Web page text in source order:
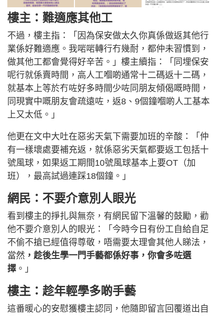
樓主：難適應其他工
不過，樓主指：「因為保安做太久你真係做返其他行
業係好難適應。我啱啱轉行冇幾耐，都仲未習慣到，
做其他工都會覺得好辛苦。」樓主續指：「同埋保安
呢行就係賣時間，高人工嗰啲通常十二碼返十二碼，
就基本上等於冇咗好多時間少咗同朋友傾偈嘅時間，
同現實中嘅朋友會疏遠咗，返8、9個鐘嗰啲人工基本
上又太低。」
他更在文中大吐在惡劣天氣下需要加班的辛酸：「仲
有一樣壞處要補充返，就係惡劣天氣都要返工包括十
號風球，如果返工期間10號風球基本上要OT（加
班），最高試過連踩18個鐘。」
網民：不要介意別人眼光
看到樓主的掙扎與無奈，有網民留下溫馨的鼓勵，勸
他不要介意別人的眼光：「今時今日有份工自給自足
不偷不搶已經值得尊敬，唔需要太理會其他人睇法，
當然 ，趁後生學一門手藝都係好事，你會多咗選
擇 。」
樓主：趁年輕學多啲手藝
這番暖心的安慰獲樓主認同，他隨即留言回覆道出自